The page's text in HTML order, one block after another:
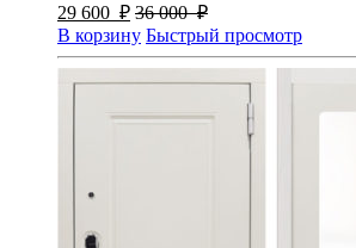
29 600 ₽ 36 000 ₽
В корзину Быстрый просмотр